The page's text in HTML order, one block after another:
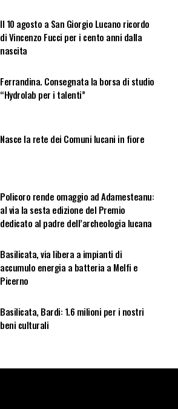
Il 10 agosto a San Giorgio Lucano ricordo
di Vincenzo Fucci per i cento anni dalla
nascita
Ferrandina. Consegnata la borsa di studio
“Hydrolab per i talenti”
Nasce la rete dei Comuni lucani in fiore
Policoro rende omaggio ad Adamesteanu:
al via la sesta edizione del Premio
dedicato al padre dell’archeologia lucana
Basilicata, via libera a impianti di
accumulo energia a batteria a Melfi e
Picerno
Basilicata, Bardi: 1.6 milioni per i nostri
beni culturali